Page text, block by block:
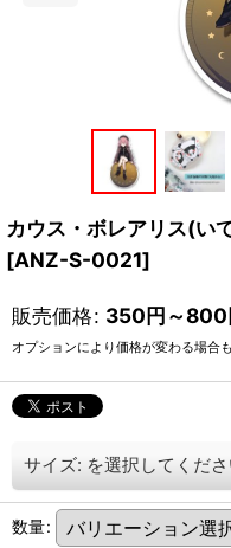
カウス・ボレアリス(い
[ANZ-S-0021]
販売価格: 350円～800
オプションにより価格が変わる場合
サイズ: を選択してくだ
数量: